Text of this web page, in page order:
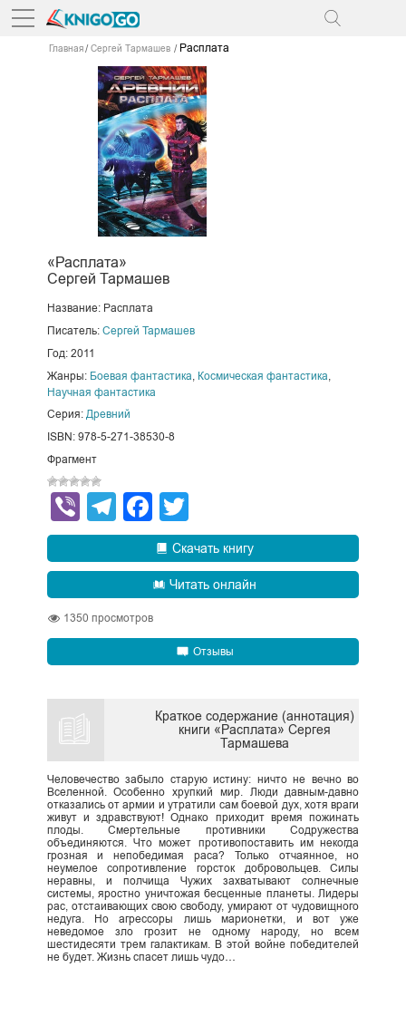
Главная Сергей Тармашев Расплата
«Расплата»
Сергей Тармашев
Название: Расплата
Писатель: Сергей Тармашев
Год: 2011
Жанры: Боевая фантастика Космическая фантастика
Научная фантастика
Серия: Древний
ISBN: 978-5-271-38530-8
Фрагмент
ViberTelegram
Facebook
Скачать книгу
Читать онлайн
1350 просмотров
Отзывы
Краткое содержание (аннотация)
книги «Расплата» Сергея
Тармашева
Человечество забыло старую истину: ничто не вечно во
Вселенной. Особенно хрупкий мир. Люди давным-давно
отказались от армии и утратили сам боевой дух, хотя враги
живут и здравствуют! Однако приходит время пожинать
плоды. Смертельные противники Содружества
объединяются. Что может противопоставить им некогда
грозная и непобедимая раса? Только отчаянное, но
неумелое сопротивление горсток добровольцев. Силы
неравны, и полчища Чужих захватывают солнечные
системы, яростно уничтожая бесценные планеты. Лидеры
рас, отстаивающих свою свободу, умирают от чудовищного
недуга. Но агрессоры лишь марионетки, и вот уже
неведомое зло грозит не одному народу, но всем
шестидесяти трем галактикам. В этой войне победителей
не будет. Жизнь спасет лишь чудо…